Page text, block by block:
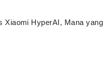
Xiaomi HyperAI, Mana yang